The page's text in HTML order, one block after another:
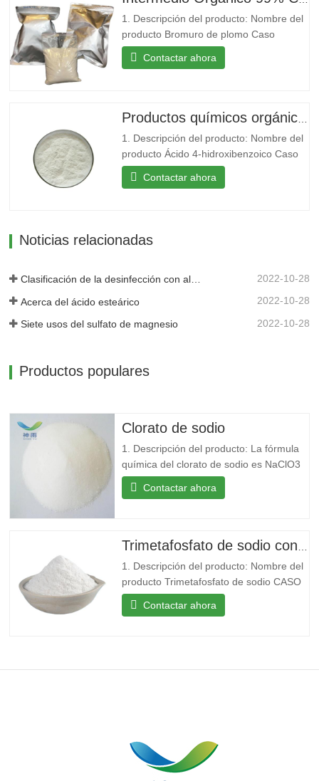
1. Descripción del producto: Nombre del
producto Bromuro de plomo Caso
10031-22-8 Mf Br2Pb Mw 367.01
EINECS 233-084-4 Punto de fusión
25 °C(lit.) Solubilidad en agua...
Contactar ahora
1. Descripción del producto: Nombre del
producto Ácido 4-hidroxibenzoico Caso
99-96-7 Mf C7H6O3 Mw 138.12 EINECS
202-804-9 Punto de fusión 213-217 °C
Contactar ahora
Noticias relacionadas
Clasificación de la desinfección con alcohol. 2022-10-28
Acerca del ácido esteárico 2022-10-28
Siete usos del sulfato de magnesio 2022-10-28
Productos populares
Clorato de sodio
1. Descripción del producto: La fórmula
química del clorato de sodio es NaClO3
con un peso molecular relativo de
106,44. Por lo general, cristales equiaxed
soluble en Etanol. Fuerte oxidación en
Contactar ahora
1. Descripción del producto: Nombre del
producto Trimetafosfato de sodio CASO
7785-84-4 MF 3Na.O9P3 MW 305.88
EINECS 232-088-3 Punto de fusión 53°C
Contactar ahora